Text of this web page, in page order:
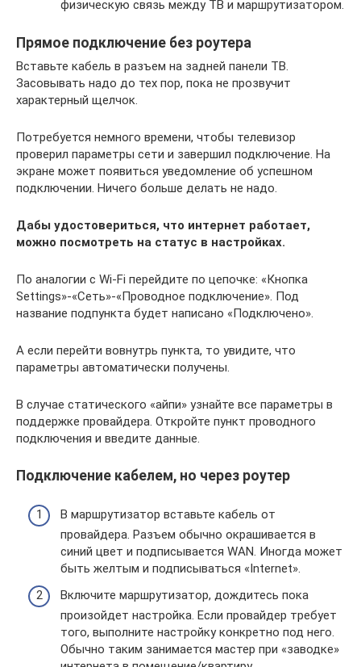
физическую связь между ТВ и маршрутизатором.
Прямое подключение без роутера
Вставьте кабель в разъем на задней панели ТВ.
Засовывать надо до тех пор, пока не прозвучит
характерный щелчок.
Потребуется немного времени, чтобы телевизор
проверил параметры сети и завершил подключение. На
экране может появиться уведомление об успешном
подключении. Ничего больше делать не надо.
Дабы удостовериться, что интернет работает,
можно посмотреть на статус в настройках.
По аналогии с Wi-Fi перейдите по цепочке: «Кнопка
Settings»-«Сеть»-«Проводное подключение». Под
название подпункта будет написано «Подключено».
А если перейти вовнутрь пункта, то увидите, что
параметры автоматически получены.
В случае статического «айпи» узнайте все параметры в
поддержке провайдера. Откройте пункт проводного
подключения и введите данные.
Подключение кабелем, но через роутер
В маршрутизатор вставьте кабель от
провайдера. Разъем обычно окрашивается в
синий цвет и подписывается WAN. Иногда может
быть желтым и подписываться «Internet».
Включите маршрутизатор, дождитесь пока
произойдет настройка. Если провайдер требует
того, выполните настройку конкретно под него.
Обычно таким занимается мастер при «заводке»